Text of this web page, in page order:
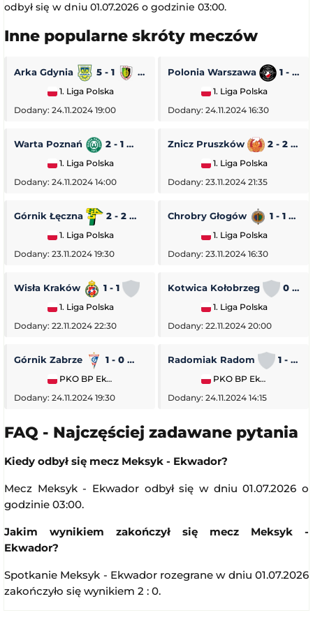
odbył się w dniu 01.07.2026 o godzinie 03:00.
Inne popularne skróty meczów
Arka Gdynia 5 - 1
1. Liga Polska
Dodany: 24.11.2024 19:00
Polonia Warszawa 1 - 0
1. Liga Polska
Dodany: 24.11.2024 16:30
Warta Poznań 2 - 1 Pogoń Siedlce
1. Liga Polska
Dodany: 24.11.2024 14:00
Znicz Pruszków 2 - 2
1. Liga Polska
Dodany: 23.11.2024 21:35
Górnik Łęczna 2 - 2 GKS Tychy
1. Liga Polska
Dodany: 23.11.2024 19:30
Chrobry Głogów 1 - 1
1. Liga Polska
Dodany: 23.11.2024 16:30
Wisła Kraków 1 - 1 Stal Rzeszów
1. Liga Polska
Dodany: 22.11.2024 22:30
Kotwica Kołobrzeg 0 - 5
1. Liga Polska
Dodany: 22.11.2024 20:00
Górnik Zabrze 1 - 0 Piast Gliwice
PKO BP Ekstraklasa
Dodany: 24.11.2024 19:30
Radomiak Radom 1 - 2
PKO BP Ekstraklasa
Dodany: 24.11.2024 14:15
FAQ - Najczęściej zadawane pytania
Kiedy odbył się mecz Meksyk - Ekwador?
Mecz Meksyk - Ekwador odbył się w dniu 01.07.2026 o
godzinie 03:00.
Jakim wynikiem zakończył się mecz Meksyk -
Ekwador?
Spotkanie Meksyk - Ekwador rozegrane w dniu 01.07.2026
zakończyło się wynikiem 2 : 0.